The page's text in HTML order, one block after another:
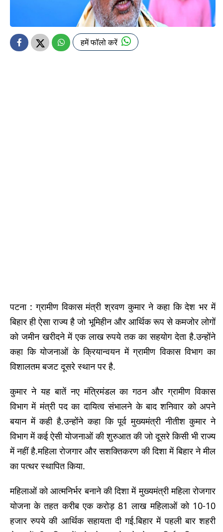
हमें फॉलो करें
पटना : ग्रामीण विकास मंत्री श्रवण कुमार ने कहा कि देश भर में
बिहार ही ऐसा राज्य है जो भूमिहीन और आर्थिक रूप से कमजोर लोगों
को जमीन खरीदने में एक लाख रुपये तक का सहयोग देता है.उन्होंने
कहा कि योजनाओं के क्रियान्वयन में ग्रामीण विकास विभाग का
विशालतम बजट दूसरे स्थान पर है.
कुमार ने यह बातें नए मंत्रिमंडल का गठन और ग्रामीण विकास
विभाग में मंत्री पद का दायित्व संभालने के बाद शनिवार को अपने
बयान में कही है.उन्होंने कहा कि पूर्व मुख्यमंत्री नीतीश कुमार ने
विभाग में कई ऐसी योजनाओं की शुरुआत की जो दूसरे किसी भी राज्य
में नहीं है.महिला रोजगार और सशक्तिकरण की दिशा में बिहार ने मील
का पत्थर स्थापित किया.
महिलाओं को आत्मनिर्भर बनाने की दिशा में मुख्यमंत्री महिला रोजगार
योजना के तहत करीब एक करोड़ 81 लाख महिलाओं को 10-10
हजार रुपये की आर्थिक सहायता दी गई.बिहार में पहली बार शहरी